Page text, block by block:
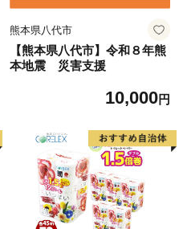
熊本県八代市
【熊本県八代市】令和８年熊
本地震 災害支援
10,000円